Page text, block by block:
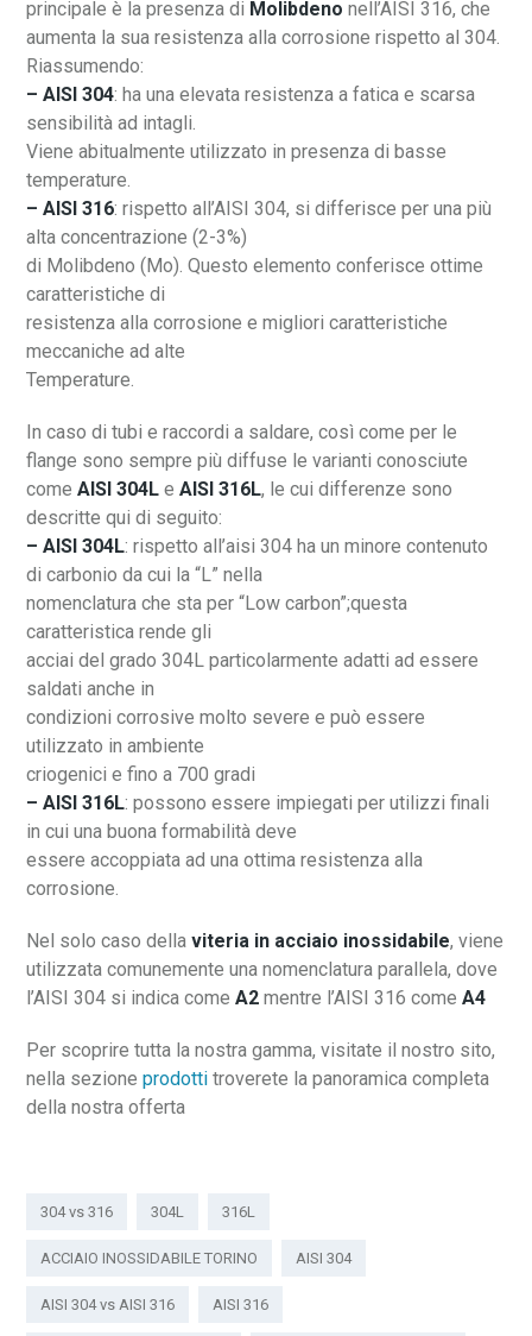
principale è la presenza di Molibdenonell’AISI 316, che
aumenta la sua resistenza alla corrosione rispetto al 304.
Riassumendo:
– AISI 304: ha una elevata resistenza a fatica e scarsa
sensibilità ad intagli.
Viene abitualmente utilizzato in presenza di basse
temperature.
– AISI 316: rispetto all’AISI 304, si differisce per una più
alta concentrazione (2-3%)
di Molibdeno (Mo). Questo elemento conferisce ottime
caratteristiche di
resistenza alla corrosione e migliori caratteristiche
meccaniche ad alte
Temperature.
In caso di tubi e raccordi a saldare, così come per le
flange sono sempre più diffuse le varianti conosciute
comeAISI 304L eAISI 316L, le cui differenze sono
descritte qui di seguito:
– AISI 304L: rispetto all’aisi 304 ha un minore contenuto
di carbonio da cui la “L” nella
nomenclatura che sta per “Low carbon”;questa
caratteristica rende gli
acciai del grado 304L particolarmente adatti ad essere
saldati anche in
condizioni corrosive molto severe e può essere
utilizzato in ambiente
criogenici e fino a 700 gradi
– AISI 316L: possono essere impiegati per utilizzi finali
in cui una buona formabilità deve
essere accoppiata ad una ottima resistenza alla
corrosione.
Nel solo caso dellaviteria in acciaio inossidabile, viene
utilizzata comunemente una nomenclatura parallela, dove
l’AISI 304 si indica comeA2 mentre l’AISI 316 comeA4
Per scoprire tutta la nostra gamma, visitate il nostro sito,
nella sezioneprodotti troverete la panoramica completa
della nostra offerta
304 vs 316 304L 316L
ACCIAIO INOSSIDABILE TORINO AISI 304
AISI 304 vs AISI 316 AISI 316